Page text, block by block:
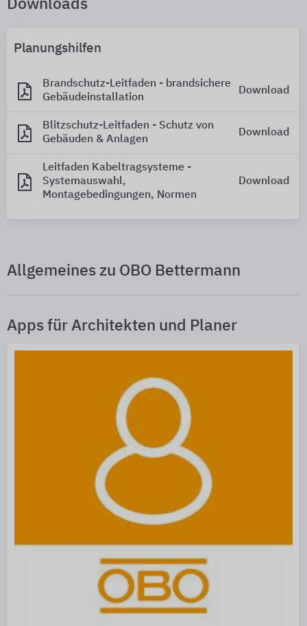
Downloads
Planungshilfen
Brandschutz-Leitfaden - brandsichere
Gebäudeinstallation
Download
Blitzschutz-Leitfaden - Schutz von
Gebäuden & Anlagen
Download
Leitfaden Kabeltragsysteme -
Systemauswahl,
Montagebedingungen, Normen
Download
Allgemeines zu OBO Bettermann
Apps für Architekten und Planer